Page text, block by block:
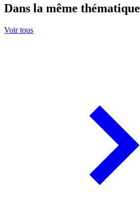
Dans la même thématique
Voir tous